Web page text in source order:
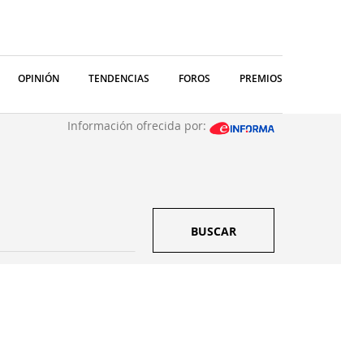
OPINIÓN TENDENCIAS FOROS PREMIOS
Información ofrecida por:
BUSCAR